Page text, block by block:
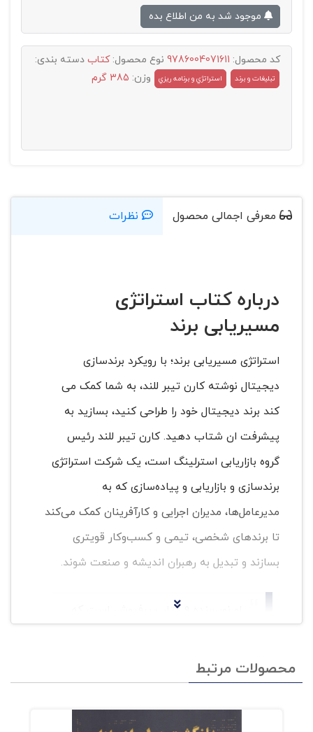
کد محصول: 9786004071611 نوع محصول:کتاب دسته بندی:
تبليغات و برند استراتژي و برنامه ريزي وزن: 385 گرم
معرفی اجمالی محصول نظرات
درباره کتاب استراتژی
مسیریابی برند
استراتژی مسیریابی برند؛ با رویکرد برندسازی
دیجیتال نوشته کارن تیبر للند، به شما کمک می
کند برند دیجیتال خود را طراحی کنید، بسازید به
پیشرفت ان شتاب دهید. کارن تیبر للند رئیس
گروه بازاریابی استرلینگ است، یک شرکت استراتژی
برندسازی و بازاریابی و پیاده‌سازی که به
مدیرعامل‌ها، مدیران اجرایی و کارآفرینان کمک می‌کند
تا برندهای شخصی، تیمی و کسب‌وکار قویتری
بسازند و تبدیل به رهبران اندیشه و صنعت شوند.
او نویسنده ۹ کتاب پرفروش است که
رفته است و به ده زبان ترجمه شده‌اند.
کاربردی و قدم‌به‌قدم، برندسازی و چگونگی
محصولات مرتبط